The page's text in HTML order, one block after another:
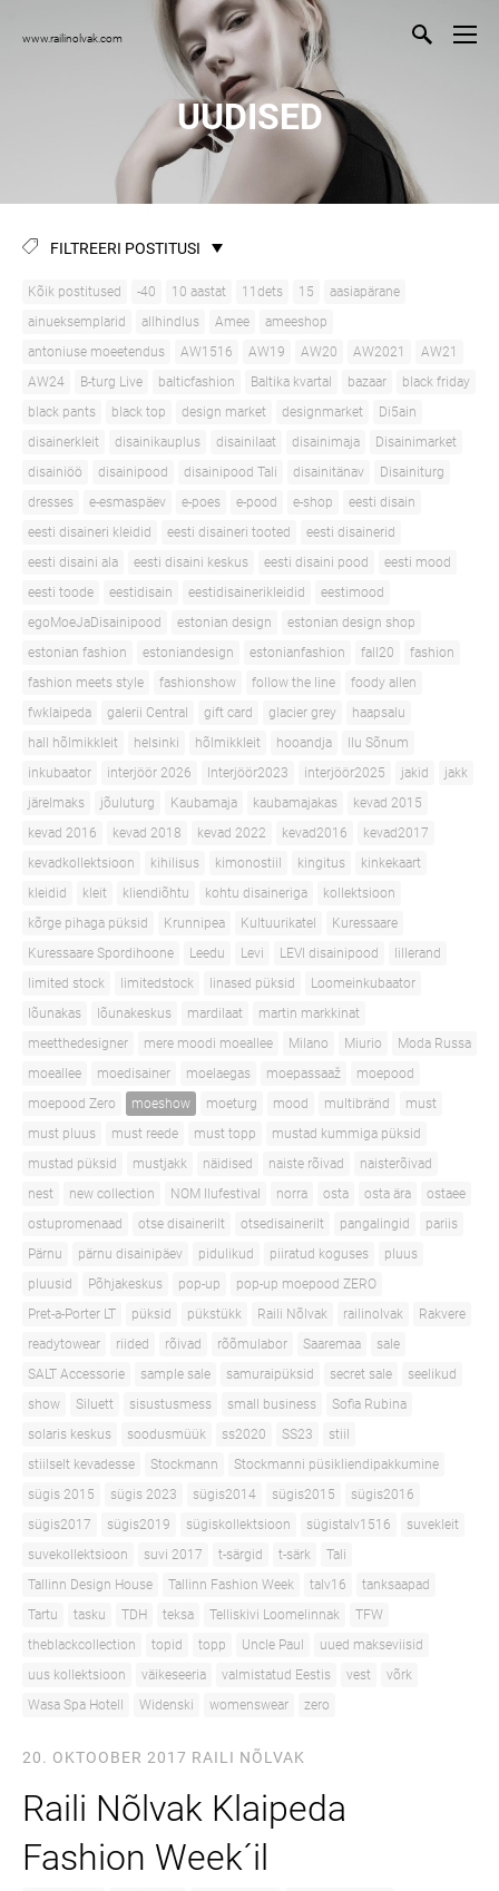
www.railinolvak.com
UUDISED
FILTREERI POSTITUSI
Kõik postitused -40 10 aastat 11dets 15
aasiapärane
ainueksemplarid
allhindlus Amee
ameeshop
antoniuse moeetendus
AW1516 AW19 AW20 AW2021
AW21
AW24
B-turg Live balticfashion Baltika kvartal bazaar
black friday
black pants
black top design market designmarket
Di5ain
disainerkleit
disainikauplus disainilaat disainimaja
Disainimarket
disainiöö
disainipood disainipood Tali disainitänav
Disainiturg
dresses
e-esmaspäev e-poes e-pood e-shop
eesti disain
eesti disaineri kleidid
eesti disaineri tooted
eesti disainerid
eesti disaini ala
eesti disaini keskus eesti disaini pood
eesti mood
eesti toode
eestidisain eestidisainerikleidid
eestimood
egoMoeJaDisainipood
estonian design
estonian design shop
estonian fashion
estoniandesign estonianfashion fall20
fashion
fashion meets style
fashionshow follow the line
foody allen
fwklaipeda
galerii Central gift card glacier grey
haapsalu
hall hõlmikkleit
helsinki hõlmikkleit hooandja
Ilu Sõnum
inkubaator
interjöör 2026 Interjöör2023 interjöör2025 jakid
jakk
järelmaks
jõuluturg Kaubamaja kaubamajakas
kevad 2015
kevad 2016
kevad 2018 kevad 2022 kevad2016
kevad2017
kevadkollektsioon
kihilisus kimonostiil kingitus
kinkekaart
kleidid
kleit kliendiõhtu kohtu disaineriga
kollektsioon
kõrge pihaga püksid
Krunnipea Kultuurikatel
Kuressaare
Kuressaare Spordihoone
Leedu Levi LEVI disainipood
lillerand
limited stock
limitedstock linased püksid
Loomeinkubaator
lõunakas
lõunakeskus mardilaat
martin markkinat
meetthedesigner
mere moodi moeallee Milano Miurio
Moda Russa
moeallee
moedisainer moelaegas moepassaaž
moepood
moepood Zero
moeshow moeturg mood multibränd
must
must pluus
must reede must topp
mustad kummiga püksid
mustad püksid
mustjakk näidised naiste rõivad
naisterõivad
nest
new collection NOM Ilufestival norra osta osta ära
ostaee
ostupromenaad
otse disainerilt otsedisainerilt pangalingid
pariis
Pärnu
pärnu disainipäev pidulikud piiratud koguses
pluus
pluusid
Põhjakeskus pop-up
pop-up moepood ZERO
Pret-a-Porter LT
püksid pükstükk Raili Nõlvak railinolvak
Rakvere
readytowear
riided rõivad rõõmulabor Saaremaa
sale
SALT Accessorie
sample sale samuraipüksid secret sale
seelikud
show
Siluett sisustusmess small business
Sofia Rubina
solaris keskus
soodusmüük ss2020 SS23
stiil
stiilselt kevadesse
Stockmann
Stockmanni püsikliendipakkumine
sügis 2015
sügis 2023 sügis2014 sügis2015
sügis2016
sügis2017
sügis2019 sügiskollektsioon sügistalv1516
suvekleit
suvekollektsioon
suvi 2017 t-särgid t-särk
Tali
Tallinn Design House
Tallinn Fashion Week talv16
tanksaapad
Tartu
tasku TDH teksa Telliskivi Loomelinnak
TFW
theblackcollection
topid topp Uncle Paul
uued makseviisid
uus kollektsioon
väikeseeria valmistatud Eestis vest
võrk
Wasa Spa Hotell
Widenski womenswear zero
20. OKTOOBER 2017 RAILI NÕLVAK
Raili Nõlvak Klaipeda
Fashion Week´il